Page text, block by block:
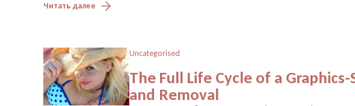
Читать далее
Uncategorised
The Full Life Cycle of a
and Removal